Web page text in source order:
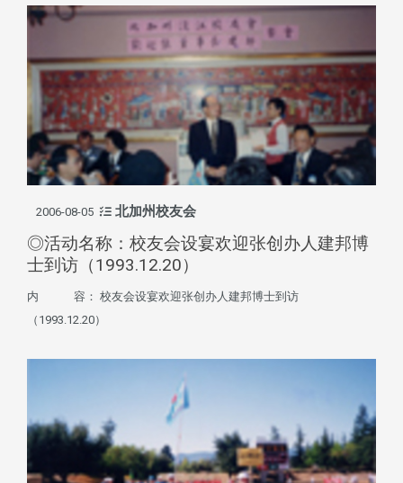
2006-08-05 北加州校友会
◎活动名称：校友会设宴欢迎张创办人建邦博
士到访（1993.12.20）
内 容： 校友会设宴欢迎张创办人建邦博士到访
（1993.12.20）